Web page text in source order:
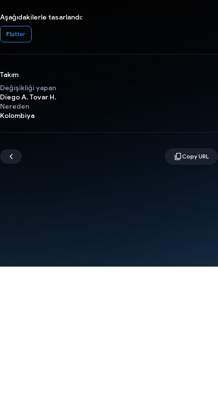
Aşağıdakilerle tasarlandı:
Flutter
Takım
Değişikliği yapan
Diego A. Tovar H.
Nereden
Kolombiya